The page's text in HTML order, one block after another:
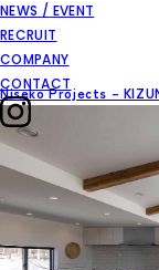
NEWS / EVENT
RECRUIT
COMPANY
CONTACT
Niseko Projects –